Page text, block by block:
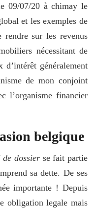
09/07/20 à chimay le
et les exemples de
sur les revenus
nécessitant de
d’intérêt généralement
de mon conjoint
l’organisme financier
belgique
de dossier se fait partie
sa dette. De ses
importante ! Depuis
obligation legale mais